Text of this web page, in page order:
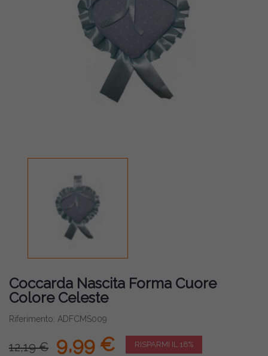
Coccarda Nascita Forma Cuore
Colore Celeste
Riferimento: ADFCMS009
12,19 € 9,99 € RISPARMI IL 18%